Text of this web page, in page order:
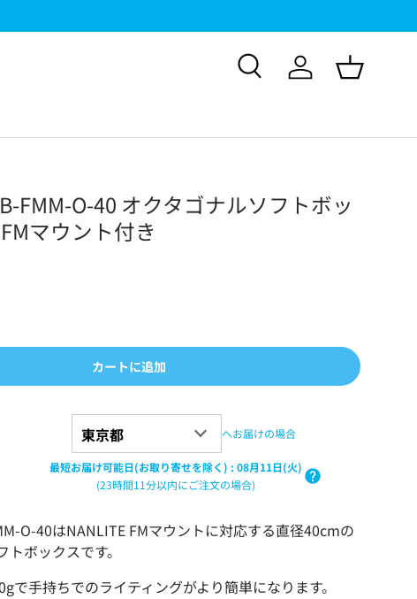
検索 ログインバスケッ
FMM-O-40 オクタゴナルソフトボッ
マウント付き
カートに追加
へお届けの場合
最短お届け可能日(お取り寄せを除く) : 08月11日(火)
(23時間11分以内にご注文の場合)
O-40はNANLITE FMマウントに対応する直径40cmの
ボックスです。
で手持ちでのライティングがより簡単になります。